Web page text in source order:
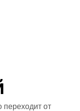
переходит от